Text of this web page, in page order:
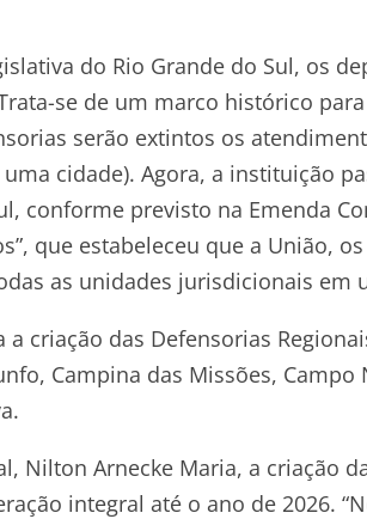
do Rio Grande do Sul, os
se de um marco histórico
serão extintos os
cidade). Agora, a instituição
conforme previsto na Emenda
que estabeleceu que a União,
as unidades jurisdicionais em
criação das Defensorias
Campina das Missões,
Nilton Arnecke Maria, a criação
integral até o ano de 2026.